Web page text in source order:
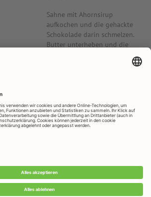
Sahne mit Ahornsirup
aufkochen und die gehackte
Schokolade darin schmelzen.
Butter unterheben und die
Creme etwas abkühlen lassen.
Die Walnusskernstückchen auf
kalt stellen. Vor dem Servieren
mit den halben Walnusskernen
bestreuen.
GmbH
Legau
/ 529 - 0